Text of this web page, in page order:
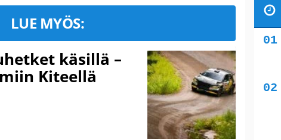
LUE MYÖS:
käsillä –
Kiteellä